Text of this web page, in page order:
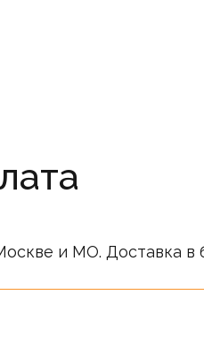
и МО. Доставка
после